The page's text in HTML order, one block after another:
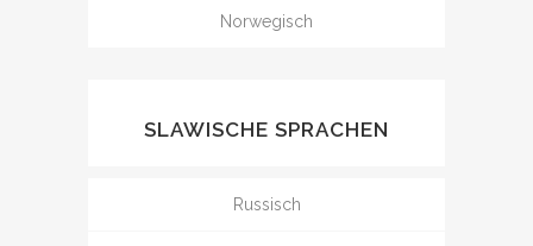
Norwegisch
SLAWISCHE SPRACHEN
Russisch